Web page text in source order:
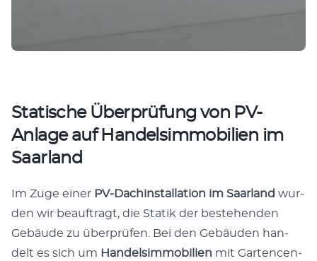
Statische Überprüfung von PV-
Anlage auf Handelsimmobilien im
Saarland
Im Zuge ein­er PV-Dachin­stal­la­tion im Saar­land wur­
den wir beauf­tragt, die Sta­tik der beste­hen­den
Gebäude zu über­prüfen. Bei den Gebäu­den han­
delt es sich um Han­del­sim­mo­bilien mit Gar­ten­cen­